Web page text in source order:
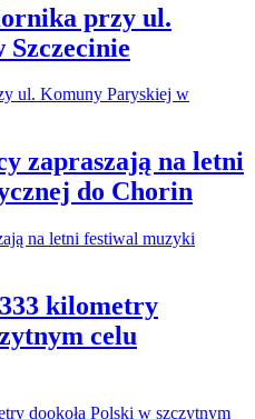
przy ul.
zapraszają na letni
do Chorin
kilometry
celu